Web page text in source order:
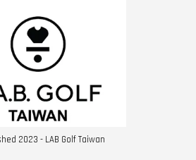
2023 - LAB Golf Taiwan